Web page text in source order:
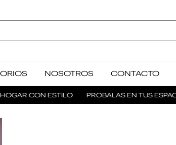
NOSOTROS CONTACTO
CON ESTILO PROBALAS EN TUS ESPACIOS